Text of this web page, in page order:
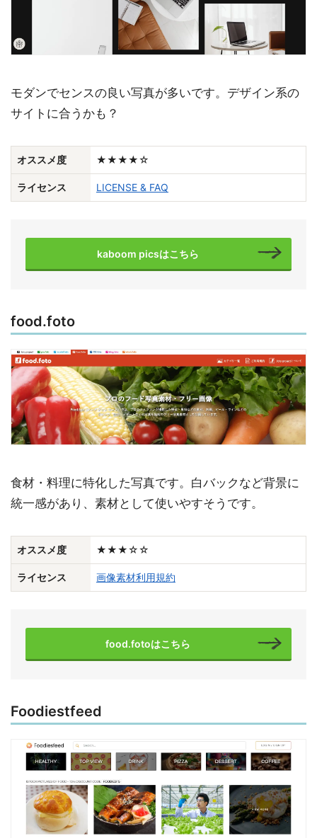
モダンでセンスの良い写真が多いです。デザイン系の
サイトに合うかも？
オススメ度 ★★★★☆
ライセンス LICENSE & FAQ
kaboom picsはこちら
food.foto
食材・料理に特化した写真です。白バックなど背景に
統一感があり、素材として使いやすそうです。
オススメ度 ★★★☆☆
ライセンス 画像素材利用規約
food.fotoはこちら
Foodiestfeed